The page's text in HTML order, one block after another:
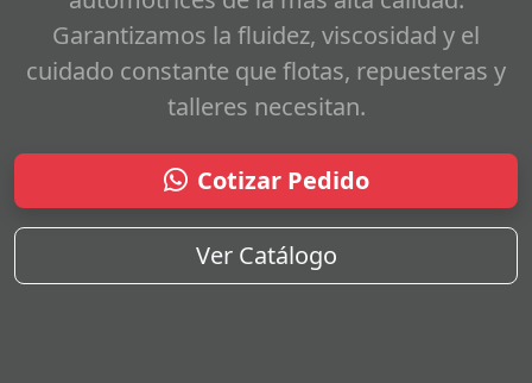
Garantizamos la fluidez, viscosidad y el
cuidado constante que flotas, repuesteras y
talleres necesitan.
Cotizar Pedido
Ver Catálogo